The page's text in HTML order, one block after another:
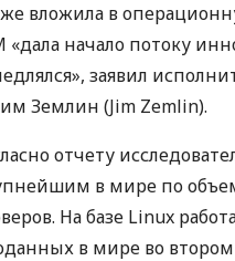
вложила в
«дала начало потоку
заявил
Землин (Jim Zemlin).
отчету
в мире по
На базе Linux
в мире во втором